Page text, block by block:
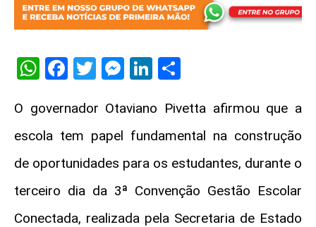
WhatsApp
Facebook
Twitter
Messenger
LinkedIn
O governador Otaviano Pivetta afirmou que a
escola tem papel fundamental na construção
de oportunidades para os estudantes, durante o
terceiro dia da 3ª Convenção Gestão Escolar
Conectada, realizada pela Secretaria de Estado